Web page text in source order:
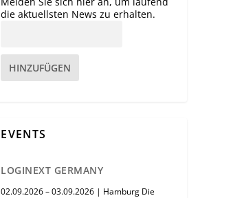
die aktuellsten News zu erhalten.
HINZUFÜGEN
EVENTS
LOGINEXT GERMANY
02.09.2026 – 03.09.2026 | Hamburg Die